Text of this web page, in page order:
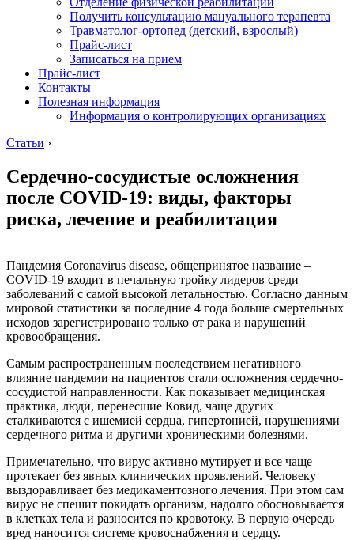
Получить консультацию мануального терапевта
Травматолог-ортопед (детский, взрослый)
Прайс-лист
Записаться на прием
Прайс-лист
Контакты
Полезная информация
Информация о контролирующих организациях
Статьи ›
Сердечно-сосудистые осложнения
после COVID-19: виды, факторы
риска, лечение и реабилитация
Пандемия Coronavirus disease, общепринятое название –
COVID-19 входит в печальную тройку лидеров среди
заболеваний с самой высокой летальностью. Согласно данным
мировой статистики за последние 4 года больше смертельных
исходов зарегистрировано только от рака и нарушений
кровообращения.
Самым распространенным последствием негативного
влияние пандемии на пациентов стали осложнения сердечно-
сосудистой направленности. Как показывает медицинская
практика, люди, перенесшие Ковид, чаще других
сталкиваются с ишемией сердца, гипертонией, нарушениями
сердечного ритма и другими хроническими болезнями.
Примечательно, что вирус активно мутирует и все чаще
протекает без явных клинических проявлений. Человеку
выздоравливает без медикаментозного лечения. При этом сам
вирус не спешит покидать организм, надолго обосновывается
в клетках тела и разносится по кровотоку. В первую очередь
вред наносится системе кровоснабжения и сердцу.